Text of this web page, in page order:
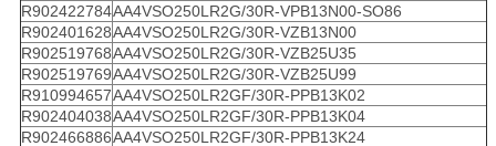
R902422784AA4VSO250LR2G/30R-VPB13N00-SO86
R902401628AA4VSO250LR2G/30R-VZB13N00
R902519768AA4VSO250LR2G/30R-VZB25U35
R902519769AA4VSO250LR2G/30R-VZB25U99
R910994657AA4VSO250LR2GF/30R-PPB13K02
R902404038AA4VSO250LR2GF/30R-PPB13K04
R902466886AA4VSO250LR2GF/30R-PPB13K24